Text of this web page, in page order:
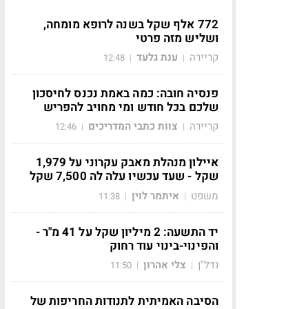
772 אלף שקל בשנה לרופא מומחה,
ושליש מזה פרטי
קריירה | ענת גלעד |
12:48
פנסיה חובה: כמה באמת נכנס לחיסכון
שלכם בכל חודש ומי מחויב להפריש
קריירה | צוות כתבי המדריכים |
12:46
איילון מנהלת מאבק עקרוני על 1,979
שקל - שעד עכשיו עלה לה 7,500 שקל
משפט | איתמר לוין |
11:38
יד התשעה: 2 מיליון שקל על 41 מ"ר -
והפינוי-בינוי עוד רחוק
נדל"ן | צלי אהרון |
11:50
הסיבה האמיתית לתנודות החריפות של